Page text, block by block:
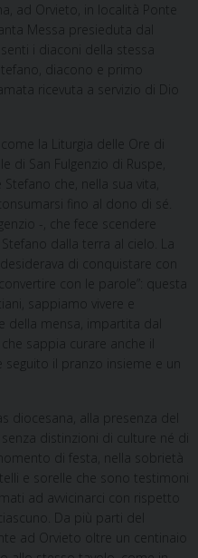
ad Orvieto, in località Ponte
Messa presieduta dal
i diaconi della stessa
diacono e primo
ricevuta a servizio di Dio
la Liturgia delle Ore di
di San Fulgenzio di Ruspe,
che, nella sua vita,
fino al dono di sé.
-, che fece scendere
dalla terra al cielo. La
di conquistare con
con le parole”: questa
sappiamo vivere e
della mensa, impartita dal
sappia curare anche il
il pranzo insieme e un
diocesana, alla presenza del
distinzioni di culture né di
di festa, nella sobrietà
e sorelle che sono testimoni
ad avvicinarci con rispetto
Da più parti del
ad Orvieto oltre un centinaio